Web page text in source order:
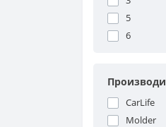
5
6
CarLife
Molder